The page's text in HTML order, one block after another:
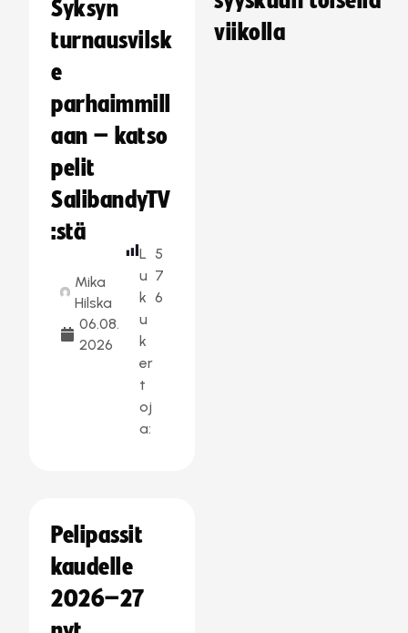
Syksyn
turnausvilsk
e
parhaimmill
aan – katso
pelit
SalibandyTV
:stä
Mika
Hilska
06.08.
2026
L
u
k
u
k
er
t
oj
a:
5
7
6
Pelipassit
kaudelle
2026–27
viikolla